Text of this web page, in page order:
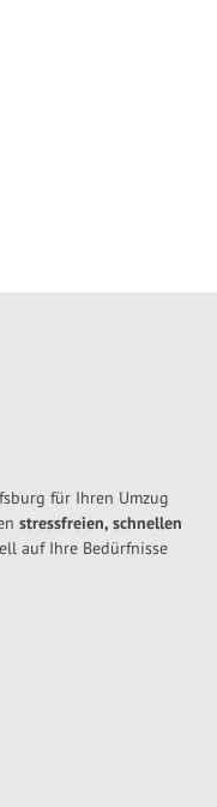
für Ihren Umzug
stressfreien, schnellen
auf Ihre Bedürfnisse